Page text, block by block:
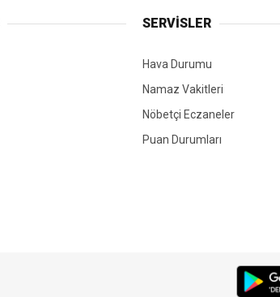
SERVİSLER
Hava Durumu
Namaz Vakitleri
Nöbetçi Eczaneler
Puan Durumları